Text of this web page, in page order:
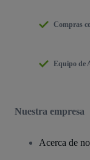
Compras
Equipo de
Nuestra empresa
Acerca de